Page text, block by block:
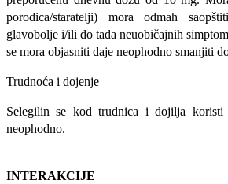
porodica/staratelji) mora odmah
glavobolje i/ili do tada neuobičajnih
se mora objasniti daje neophodno smanjiti
Trudnoća i dojenje
Selegilin se kod trudnica i dojilja koristi
neophodno.
INTERAKCIJE